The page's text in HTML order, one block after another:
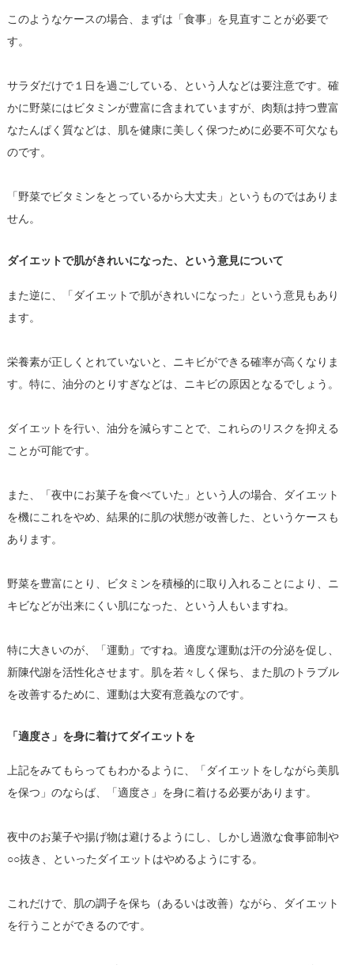
このようなケースの場合、まずは「食事」を見直すことが必要で
す。
サラダだけで１日を過ごしている、という人などは要注意です。確
かに野菜にはビタミンが豊富に含まれていますが、肉類は持つ豊富
なたんぱく質などは、肌を健康に美しく保つために必要不可欠なも
のです。
「野菜でビタミンをとっているから大丈夫」というものではありま
せん。
ダイエットで肌がきれいになった、という意見について
また逆に、「ダイエットで肌がきれいになった」という意見もあり
ます。
栄養素が正しくとれていないと、ニキビができる確率が高くなりま
す。特に、油分のとりすぎなどは、ニキビの原因となるでしょう。
ダイエットを行い、油分を減らすことで、これらのリスクを抑える
ことが可能です。
また、「夜中にお菓子を食べていた」という人の場合、ダイエット
を機にこれをやめ、結果的に肌の状態が改善した、というケースも
あります。
野菜を豊富にとり、ビタミンを積極的に取り入れることにより、ニ
キビなどが出来にくい肌になった、という人もいますね。
特に大きいのが、「運動」ですね。適度な運動は汗の分泌を促し、
新陳代謝を活性化させます。肌を若々しく保ち、また肌のトラブル
を改善するために、運動は大変有意義なのです。
「適度さ」を身に着けてダイエットを
上記をみてもらってもわかるように、「ダイエットをしながら美肌
を保つ」のならば、「適度さ」を身に着ける必要があります。
夜中のお菓子や揚げ物は避けるようにし、しかし過激な食事節制や
○○抜き、といったダイエットはやめるようにする。
これだけで、肌の調子を保ち（あるいは改善）ながら、ダイエット
を行うことができるのです。